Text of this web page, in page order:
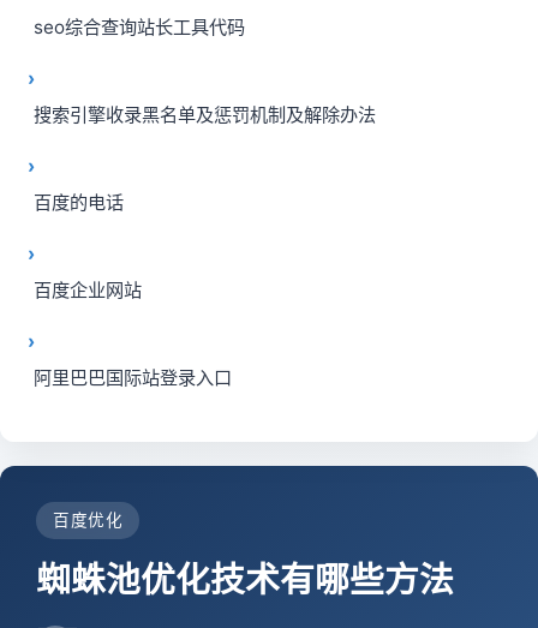
seo综合查询站长工具代码
搜索引擎收录黑名单及惩罚机制及解除办法
百度的电话
百度企业网站
阿里巴巴国际站登录入口
百度优化
蜘蛛池优化技术有哪些方法